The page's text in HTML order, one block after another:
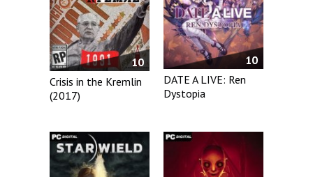
10
Crisis in the Kremlin
(2017)
10
DATE A LIVE: Ren
Dystopia